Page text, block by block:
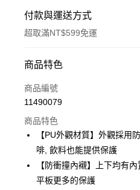
付款與運送方式
超取滿NT$599免運
付款方式
信用卡一次付款
LINE Pay
Apple Pay
街口支付
商品特色
商品編號
11490079
商品特色
【PU外觀材質】外觀採用
啡, 飲料也能提供保護
【防衝撞內襯】上下均有
平板更多的保護